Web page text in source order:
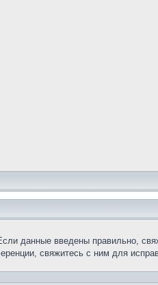
данные введены правильно,
свяжитесь с ним для